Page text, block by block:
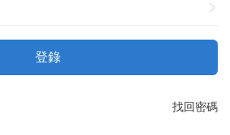
登錄
找回密碼